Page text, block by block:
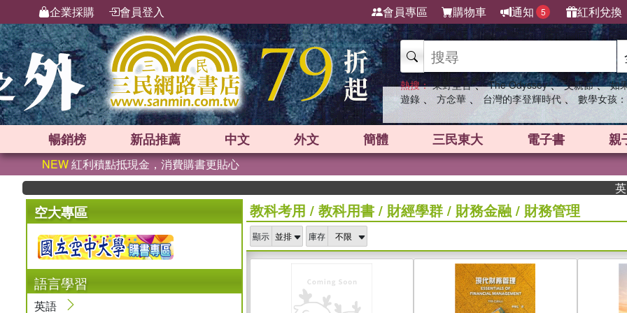
企業採購 會員登入 會員專區 購物車 通知 5 紅利兌換
熱搜： 東野圭吾 、 The Odyssey 、 父親節 、 如
遊錄 、 方念華 、 台灣的李登輝時代 、 數學女孩
暢銷榜 新品推薦 中文 外文 簡體 三民東大 電子書 親
NEW紅利積點抵現金，消費購書更貼心
英國出版界
空大專區
語言學習
英語
教科考用 / 教科用書/ 財經學群/ 財務金融/ 財務管理
顯示 庫存